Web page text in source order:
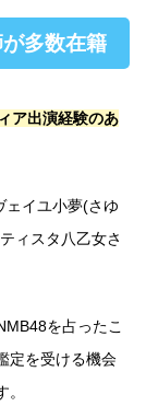
多数在籍
ア出演経験のあ
ェイユ小夢(さゆ
ィスタ八乙女さ
を占ったこ
定を受ける機会